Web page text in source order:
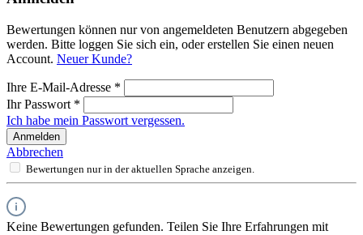
Bewertungen können nur von angemeldeten Benutzern abgegeben
werden. Bitte loggen Sie sich ein, oder erstellen Sie einen neuen
Account. Neuer Kunde?
Ihre E-Mail-Adresse *
Ihr Passwort *
Ich habe mein Passwort vergessen.
Anmelden
Abbrechen
Bewertungen nur in der aktuellen Sprache anzeigen.
Keine Bewertungen gefunden. Teilen Sie Ihre Erfahrungen mit